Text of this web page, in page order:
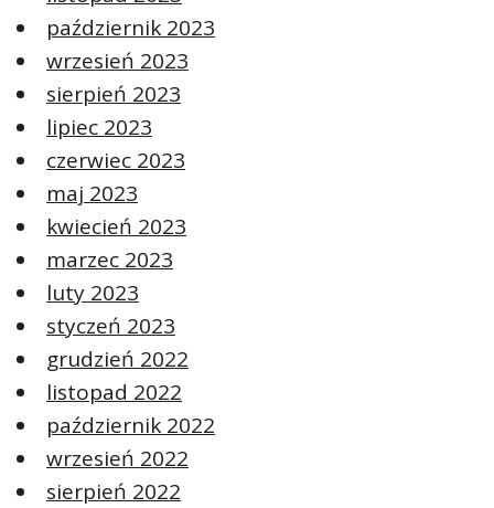
październik 2023
wrzesień 2023
sierpień 2023
lipiec 2023
czerwiec 2023
maj 2023
kwiecień 2023
marzec 2023
luty 2023
styczeń 2023
grudzień 2022
listopad 2022
październik 2022
wrzesień 2022
sierpień 2022